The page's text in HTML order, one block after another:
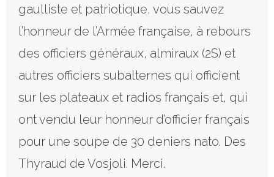
gaulliste et patriotique, vous sauvez
l’honneur de l’Armée française, à rebours
des officiers généraux, almiraux (2S) et
autres officiers subalternes qui officient
sur les plateaux et radios français et, qui
ont vendu leur honneur d’officier français
pour une soupe de 30 deniers nato. Des
Thyraud de Vosjoli. Merci.